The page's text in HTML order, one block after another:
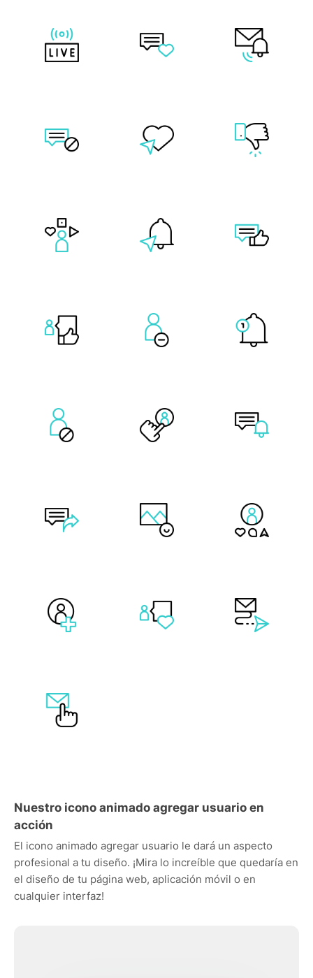
Nuestro icono animado agregar usuario en
acción
El icono animado agregar usuario le dará un aspecto
profesional a tu diseño. ¡Mira lo increíble que quedaría en
el diseño de tu página web, aplicación móvil o en
cualquier interfaz!